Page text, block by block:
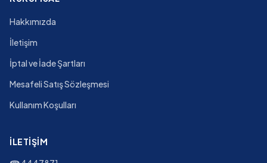
Hakkımızda
İletişim
İptal ve İade Şartları
Mesafeli Satış Sözleşmesi
Kullanım Koşulları
İLETIŞIM